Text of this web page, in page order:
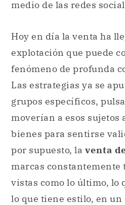
medio de las redes
Hoy en día la venta ha
explotación que puede
fenómeno de profunda
Las estrategias ya se
grupos específicos,
moverían a esos sujetos
bienes para sentirse
por supuesto, la venta
marcas constantemente
vistas como lo último, lo
lo que tiene estilo, en